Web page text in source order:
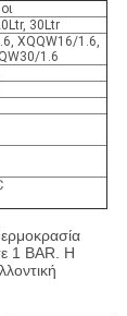
30Ltr
XQQW16/1.6,
1.6
1 BAR. Η